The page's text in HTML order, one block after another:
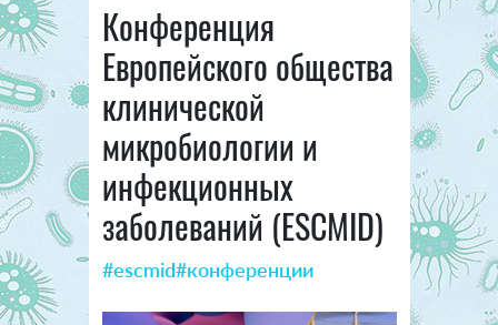
Конференция
Европейского общества
клинической
микробиологии и
инфекционных
заболеваний (ESCMID)
#escmid#конференции